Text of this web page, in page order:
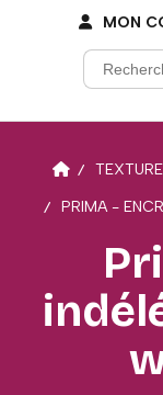
MON
PRIMA -